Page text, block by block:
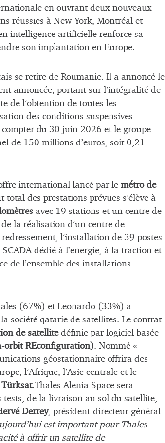
en ouvrant deux nouveaux
réussies à New York, Montréal et
intelligence artificielle renforce sa
son implantation en Europe.
se retire de Roumanie. Il a annoncé le
annoncée, portant sur l’intégralité de
de l’obtention de toutes les
des conditions suspensives
du 30 juin 2026 et le groupe
de 150 millions d’euros, soit 0,21
international lancé par le métro de
des prestations prévues s’élève à
avec 19 stations et un centre de
la réalisation d’un centre de
l’installation de 39 postes
dédié à l’énergie, à la traction et
de l’ensemble des installations
(67%) et Leonardo (33%) a
société qatarie de satellites. Le contrat
de satellitedéfinie par logiciel basée
orbit REconfiguration). Nommé «
géostationnaire offrira des
l’Afrique, l’Asie centrale et le
Türksat.Thales Alenia Space sera
de la livraison au sol du satellite,
Derrey, président-directeur général
est important pour Thales
à offrir un satellite de